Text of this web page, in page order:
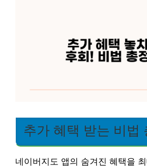
추가 혜택 받는 비법
네이버지도 앱의 숨겨진 혜택을